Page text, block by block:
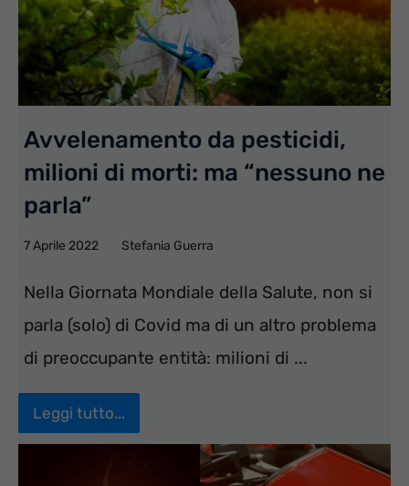
Avvelenamento da pesticidi,
milioni di morti: ma “nessuno ne
parla”
7 Aprile 2022 Stefania Guerra
Nella Giornata Mondiale della Salute, non si
parla (solo) di Covid ma di un altro problema
di preoccupante entità: milioni di ...
Leggi tutto...